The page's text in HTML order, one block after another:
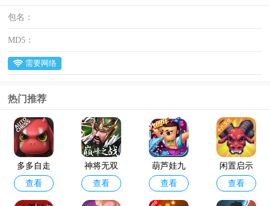
包名：
MD5：
需要网络
热门推荐
多多自走
棋官方版
查看
神将无双
最新版
查看
葫芦娃九
游版
查看
闲置启示
录手游
查看